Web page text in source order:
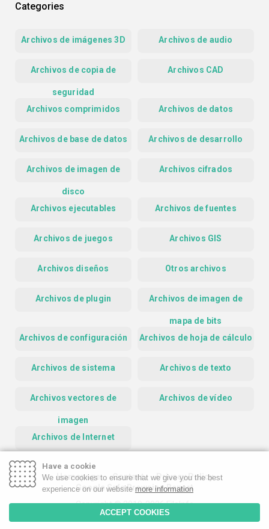
Categories
Archivos de imágenes 3D Archivos de audio
Archivos de copia de
seguridad
Archivos CAD
Archivos comprimidos Archivos de datos
Archivos de base de datos Archivos de desarrollo
Archivos de imagen de
disco
Archivos cifrados
Archivos ejecutables Archivos de fuentes
Archivos de juegos Archivos GIS
Archivos diseños Otros archivos
Archivos de plugin Archivos de imagen de
mapa de bits
Archivos de configuración
Archivos de hoja de cálculo
Archivos de sistema Archivos de texto
Archivos vectores de
imagen
Archivos de vídeo
Archivos de Internet
Homepage Contact
Privacy Policy
Google Safe Browsing Report
Copyright © 2019-2026 FileInfo
Have a cookie
We use cookies to ensure that we give you the best
experience on our website more information
ACCEPT COOKIES